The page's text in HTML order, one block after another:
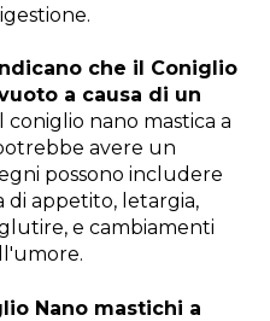
che il Coniglio
a causa di un
coniglio nano mastica a
avere un
possono includere
di appetito, letargia,
e cambiamenti
Nano mastichi a